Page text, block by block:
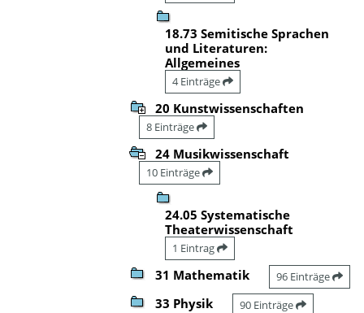
18.73 Semitische Sprachen
und Literaturen:
Allgemeines
4 Einträge
20 Kunstwissenschaften
8 Einträge
24 Musikwissenschaft
10 Einträge
24.05 Systematische
Theaterwissenschaft
1 Eintrag
31 Mathematik 96 Einträge
33 Physik 90 Einträge